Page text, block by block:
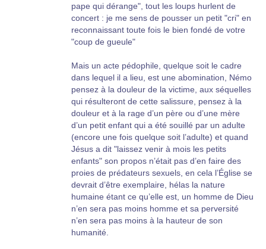
pape qui dérange", tout les loups hurlent de
concert : je me sens de pousser un petit "cri" en
reconnaissant toute fois le bien fondé de votre
"coup de gueule"
Mais un acte pédophile, quelque soit le cadre
dans lequel il a lieu, est une abomination, Némo
pensez à la douleur de la victime, aux séquelles
qui résulteront de cette salissure, pensez à la
douleur et à la rage d’un père ou d’une mère
d’un petit enfant qui a été souillé par un adulte
(encore une fois quelque soit l’adulte) et quand
Jésus a dit "laissez venir à mois les petits
enfants" son propos n’était pas d’en faire des
proies de prédateurs sexuels, en cela l’Église se
devrait d’être exemplaire, hélas la nature
humaine étant ce qu’elle est, un homme de Dieu
n’en sera pas moins homme et sa perversité
n’en sera pas moins à la hauteur de son
humanité.